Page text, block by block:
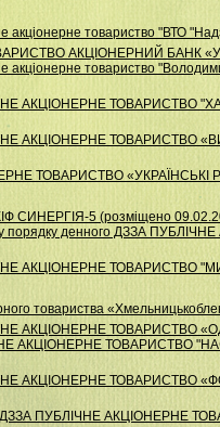
товариство "ВТО
АКЦІОНЕРНИЙ БАНК
товариство
АКЦIОНЕРНЕ ТОВАРИСТВО
АКЦІОНЕРНЕ
ТОВАРИСТВО
СИНЕРГІЯ-5 (розміщено
порядку денного ДЗЗА
АКЦІОНЕРНЕ
товариства
АКЦІОНЕРНЕ ТОВАРИСТВО
АКЦІОНЕРНЕ ТОВАРИСТВО
АКЦІОНЕРНЕ ТОВАРИСТВО
ДЗЗА ПУБЛІЧНЕ АКЦІОНЕРНЕ